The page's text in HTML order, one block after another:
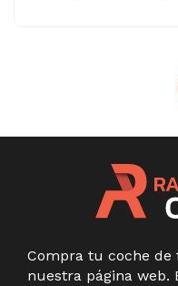
Compra tu coche de
nuestra página web.